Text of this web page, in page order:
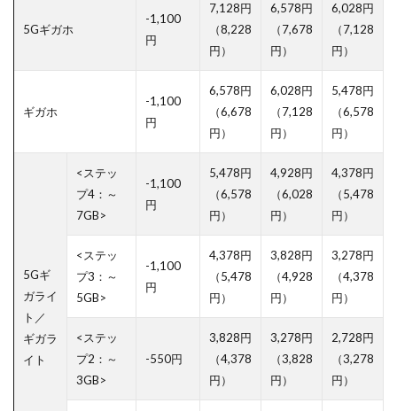
5Gギガホ
-1,100
円
7,128円
（8,228
円）
6,578円
（7,678
円）
6,028円
（7,128
円）
ギガホ
-1,100
円
6,578円
（6,678
円）
6,028円
（7,128
円）
5,478円
（6,578
円）
5Gギ
ガライ
ト／
ギガラ
イト
<ステッ
プ4：～
7GB>
-1,100
円
5,478円
（6,578
円）
4,928円
（6,028
円）
4,378円
（5,478
円）
<ステッ
プ3：～
5GB>
-1,100
円
4,378円
（5,478
円）
3,828円
（4,928
円）
3,278円
（4,378
円）
<ステッ
プ2：～
3GB>
-550円
3,828円
（4,378
円）
3,278円
（3,828
円）
2,728円
（3,278
円）